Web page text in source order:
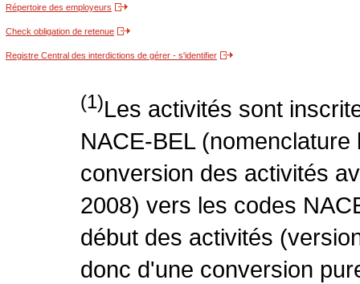
Répertoire des employeurs
Check obligation de retenue
Registre Central des interdictions de gérer - s'identifier
(1)Les activités sont
NACE-BEL
conversion des activités
2008) vers les codes
début des activités
donc d'une conversion